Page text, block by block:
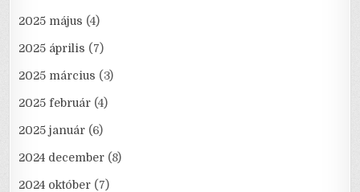
2025 május (4)
2025 április (7)
2025 március (3)
2025 február (4)
2025 január (6)
2024 december (8)
2024 október (7)